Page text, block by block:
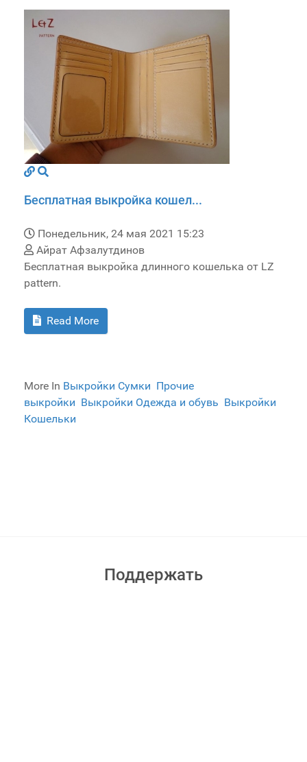
Бесплатная выкройка кошел...
Понедельник, 24 мая 2021 15:23
Айрат Афзалутдинов
Бесплатная выкройка длинного кошелька от LZ
pattern.
Read More
More In Выкройки Сумки Прочие
выкройки Выкройки Одежда и обувь Выкройки
Кошельки
Поддержать